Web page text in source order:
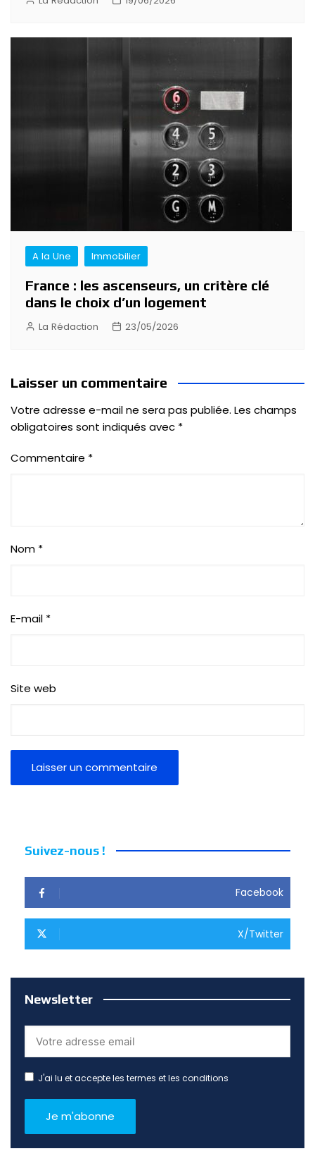
A la Une Immobilier
France : les ascenseurs, un critère clé
dans le choix d’un logement
La Rédaction 23/05/2026
Laisser un commentaire
Votre adresse e-mail ne sera pas publiée. Les champs
obligatoires sont indiqués avec *
Commentaire *
Nom *
E-mail *
Site web
Suivez-nous !
Facebook
X/Twitter
Newsletter
J'ai lu et accepte les termes et les conditions